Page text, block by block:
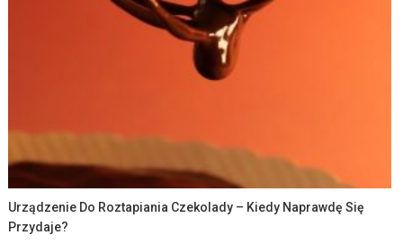
Urządzenie Do Roztapiania Czekolady – Kiedy Naprawdę Się
Przydaje?